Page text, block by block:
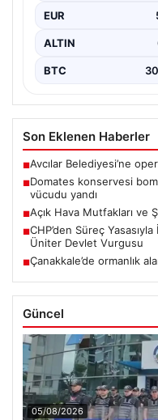
EUR
ALTIN
BTC
Son Eklenen Haberler
■Avcılar Belediyesi’ne
■Domates konservesi
vücudu yandı
■Açık Hava Mutfakları ve
■CHP’den Süreç
Üniter Devlet Vurgusu
■Çanakkale’de ormanlık
Güncel
05/08/2026